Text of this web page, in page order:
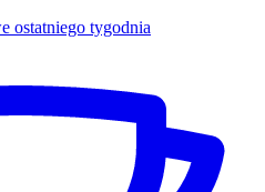
ostatniego tygodnia